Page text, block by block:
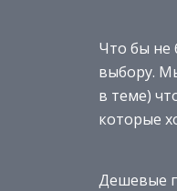
Что бы не
выбору.
в теме)
которые
Дешевые